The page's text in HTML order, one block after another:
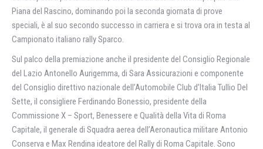
Piana del Rascino, dominando poi la seconda giornata di prove
speciali, è al suo secondo successo in carriera e si trova ora in testa al
Campionato italiano rally Sparco.
Sul palco della premiazione anche il presidente del Consiglio Regionale
del Lazio Antonello Aurigemma, di Sara Assicurazioni e componente
del Consiglio direttivo nazionale dell’Automobile Club d’Italia Tullio Del
Sette, il consigliere Ferdinando Bonessio, presidente della
Commissione X – Sport, Benessere e Qualità della Vita di Roma
Capitale, il generale di Squadra aerea dell’Aeronautica militare Antonio
Conserva e Max Rendina ideatore del Rally di Roma Capitale. Sono